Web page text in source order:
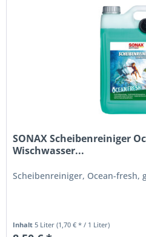
SONAX Scheibenreiniger
Wischwasser...
Scheibenreiniger, Ocean-fresh,
Inhalt5 Liter(1,70 € * / 1 Liter)